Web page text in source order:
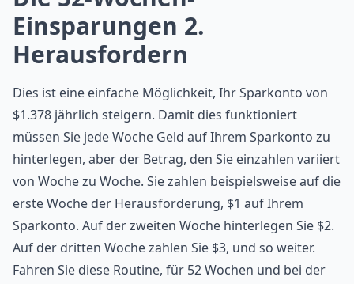
Einsparungen 2.
Herausfordern
Dies ist eine einfache Möglichkeit, Ihr Sparkonto von
$1.378 jährlich steigern. Damit dies funktioniert
müssen Sie jede Woche Geld auf Ihrem Sparkonto zu
hinterlegen, aber der Betrag, den Sie einzahlen variiert
von Woche zu Woche. Sie zahlen beispielsweise auf die
erste Woche der Herausforderung, $1 auf Ihrem
Sparkonto. Auf der zweiten Woche hinterlegen Sie $2.
Auf der dritten Woche zahlen Sie $3, und so weiter.
Fahren Sie diese Routine, für 52 Wochen und bei der